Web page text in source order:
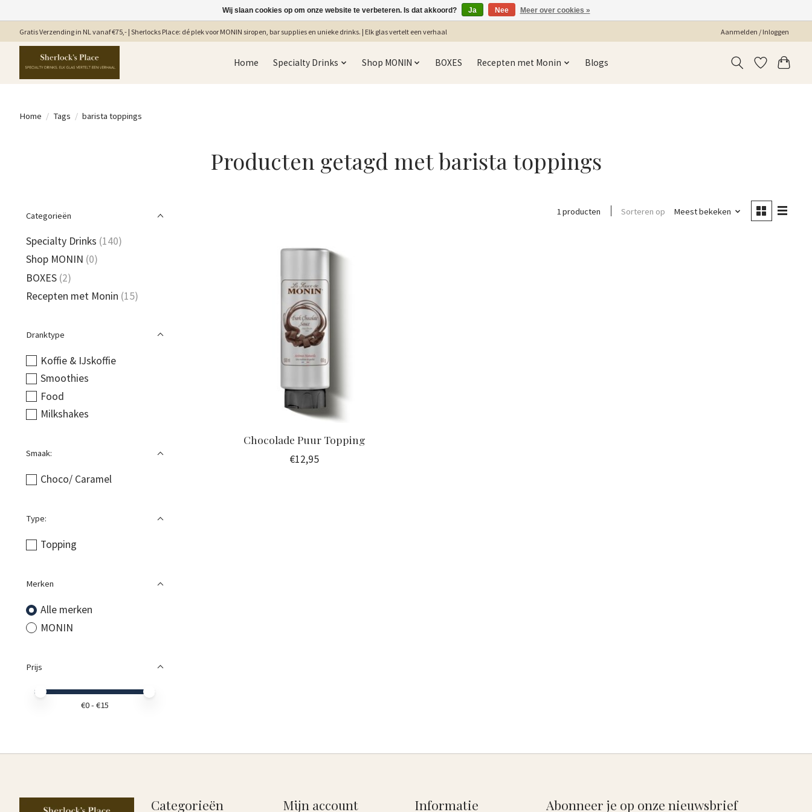
Gratis Verzending in NL vanaf €75,- | Sherlocks Place: dé plek voor MONIN siropen, bar supplies en unieke drinks. | Elk glas vertelt een verhaal Aanmelden / Inloggen
Home Specialty Drinks Shop MONIN BOXES Recepten met Monin Blogs
Home / Tags / barista toppings
Producten getagd met barista toppings
Categorieën
Specialty Drinks (140)
Shop MONIN (0)
BOXES (2)
Recepten met Monin (15)
Dranktype
Koffie & IJskoffie
Smoothies
Food
Milkshakes
Smaak:
Choco/ Caramel
Type:
Topping
Merken
Alle merken
MONIN
Prijs
Minimale prijswaarde
Price maximum value
€0- €15
1 producten Sorteren op Meest bekeken
Chocolade Puur Topping
€12,95
Categorieën Mijn account Informatie Abonneer je op onze nieuwsbrief
Wij slaan cookies op om onze website te verbeteren. Is dat akkoord? Ja Nee Meer over cookies »